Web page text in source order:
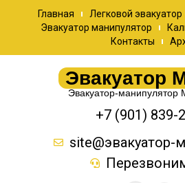
Главная Легковой эвакуатор
Эвакуатор манипулятор
Контакты
Эвакуатор
Эвакуатор-
+7 (901) 839-
site@эвакуатор-